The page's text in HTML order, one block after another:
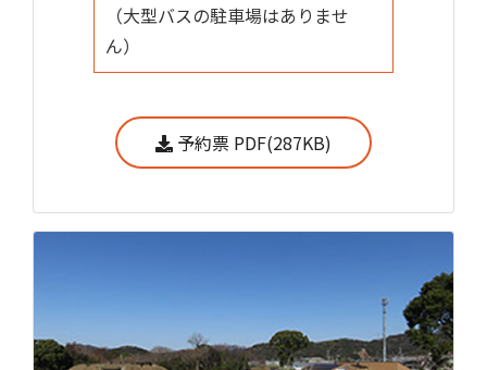
（大型バスの駐車場はありませ
ん）
予約票 PDF(287KB)